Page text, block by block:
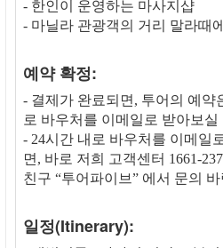
- 한인이 운영하는 마사지샵
- 마닐라 관광객의 거리 말라때
예약 확정:
- 결제가 완료되면, 투어의 예약
로 바우처를 이메일로 받아보실
- 24시간 내로 바우처를 이메일
면, 바로 저희 고객센터 1661-
친구 “투어파이브” 에서 문의
일정(Itinerary):